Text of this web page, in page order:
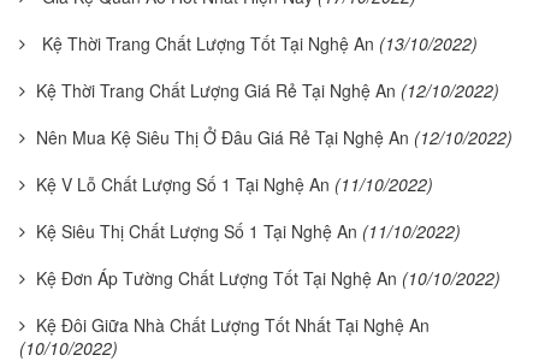
Kệ Thời Trang Chất Lượng Tốt Tại Nghệ An (13/10/2022)
Kệ Thời Trang Chất Lượng Giá Rẻ Tại Nghệ An (12/10/2022)
Nên Mua Kệ Siêu Thị Ở Đâu Giá Rẻ Tại Nghệ An (12/10/2022)
Kệ V Lỗ Chất Lượng Số 1 Tại Nghệ An (11/10/2022)
Kệ Siêu Thị Chất Lượng Số 1 Tại Nghệ An (11/10/2022)
Kệ Đơn Áp Tường Chất Lượng Tốt Tại Nghệ An (10/10/2022)
Kệ Đôi Giữa Nhà Chất Lượng Tốt Nhất Tại Nghệ An
(10/10/2022)